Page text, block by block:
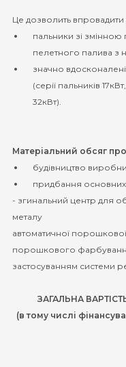
Це дозволить
пальники зі
пелетного палива з
значно
(серії пальників
32кВт).
Матеріальний обсяг
будівництво
придбання основних
- згинальний центр для
автоматичної
порошкового
застосуванням системи
ЗАГАЛЬНА
(в тому числі